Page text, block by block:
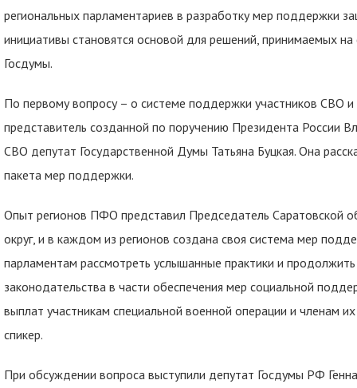
региональных парламентариев в разработку мер поддержки
инициативы становятся основой для решений, принимаемых
Госдумы.
По первому вопросу – о системе поддержки участников СВО
представитель созданной по поручению Президента России
СВО депутат Государственной Думы Татьяна Буцкая. Она
пакета мер поддержки.
Опыт регионов ПФО представил Председатель Саратовской
округ, и в каждом из регионов создана своя система мер
парламентам рассмотреть услышанные практики и
законодательства в части обеспечения мер социальной
выплат участникам специальной военной операции и членам
спикер.
При обсуждении вопроса выступили депутат Госдумы РФ